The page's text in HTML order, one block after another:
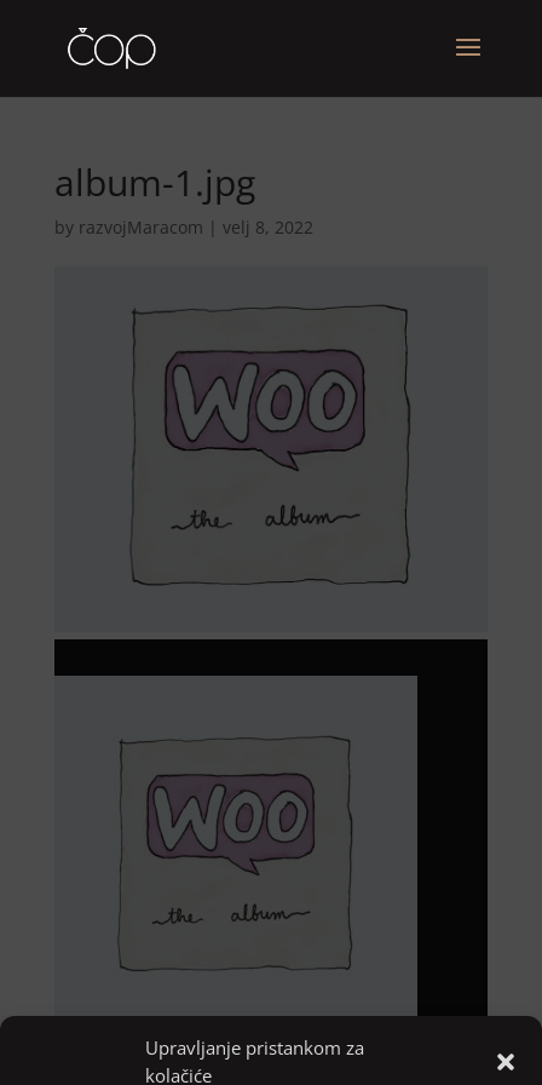
Upravljanje pristankom za
kolačiće
album-1.jpg
by razvojMaracom | velj 8, 2022